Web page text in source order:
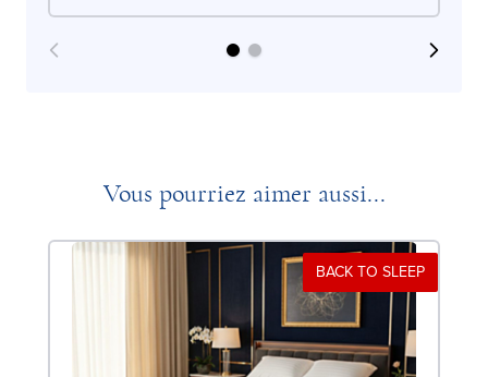
Vous pourriez aimer aussi...
BACK TO SLEEP